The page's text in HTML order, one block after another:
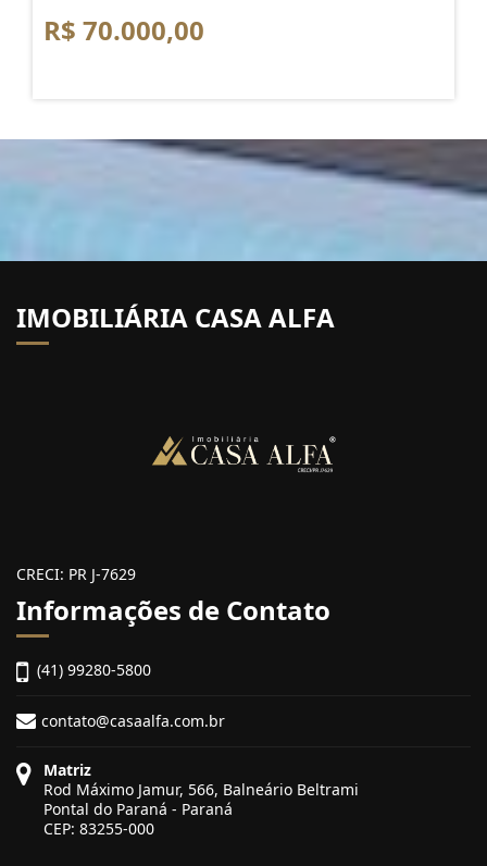
R$ 70.000,00
IMOBILIÁRIA CASA ALFA
CRECI: PR J-7629
Informações de Contato
(41) 99280-5800
contato@casaalfa.com.br
Matriz
Rod Máximo Jamur, 566, Balneário Beltrami
Pontal do Paraná - Paraná
CEP: 83255-000